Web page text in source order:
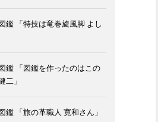
鑑 「特技は竜巻旋風脚 よし
鑑 「図鑑を作ったのはこの
」
鑑 「旅の革職人 寛和さん」